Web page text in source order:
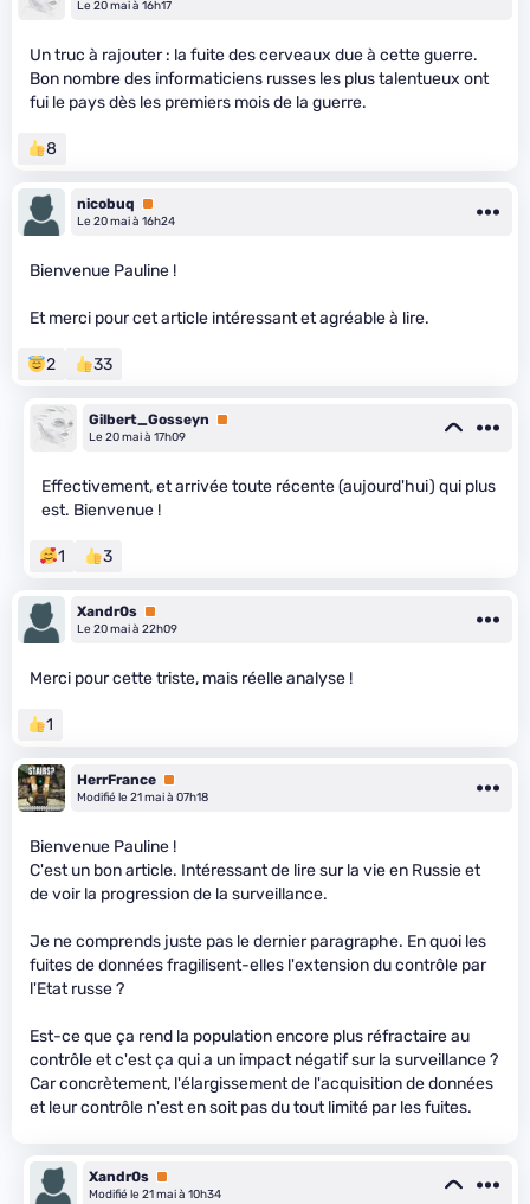
Le 20 mai à 16h17
Un truc à rajouter : la fuite des cerveaux due à cette guerre.
Bon nombre des informaticiens russes les plus talentueux ont
fui le pays dès les premiers mois de la guerre.
8
nicobuq
Premium
Le 20 mai à 16h24
Bienvenue Pauline !
Et merci pour cet article intéressant et agréable à lire.
2 33
Gilbert_Gosseyn
Premium
Le 20 mai à 17h09
Effectivement, et arrivée toute récente (aujourd'hui) qui plus
est. Bienvenue !
1 3
Xandr0s Premium
Le 20 mai à 22h09
Merci pour cette triste, mais réelle analyse !
1
HerrFrance Premium
Modifié le 21 mai à 07h18
Bienvenue Pauline !
C'est un bon article. Intéressant de lire sur la vie en Russie et
de voir la progression de la surveillance.
Je ne comprends juste pas le dernier paragraphe. En quoi les
fuites de données fragilisent-elles l'extension du contrôle par
l'Etat russe ?
Est-ce que ça rend la population encore plus réfractaire au
contrôle et c'est ça qui a un impact négatif sur la surveillance ?
Car concrètement, l'élargissement de l'acquisition de données
et leur contrôle n'est en soit pas du tout limité par les fuites.
Xandr0s Premium
Modifié le 21 mai à 10h34